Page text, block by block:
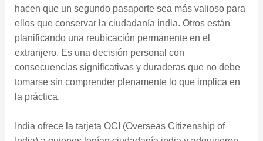
hacen que un segundo pasaporte sea más valioso para
ellos que conservar la ciudadanía india. Otros están
planificando una reubicación permanente en el
extranjero. Es una decisión personal con
consecuencias significativas y duraderas que no debe
tomarse sin comprender plenamente lo que implica en
la práctica.
India ofrece la tarjeta OCI (Overseas Citizenship of